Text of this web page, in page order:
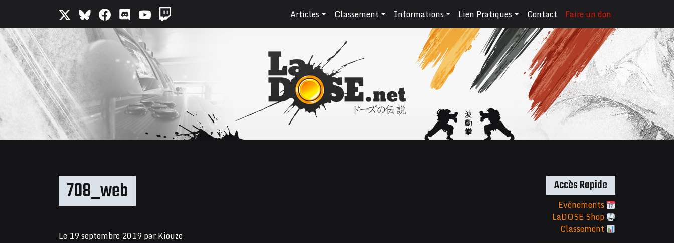
Articles Classement Informations Lien Pratiques Contact Faire un don
708_web
Le 19 septembre 2019parKiouze
Accès Rapide
Evénements
LaDOSE Shop
Classement